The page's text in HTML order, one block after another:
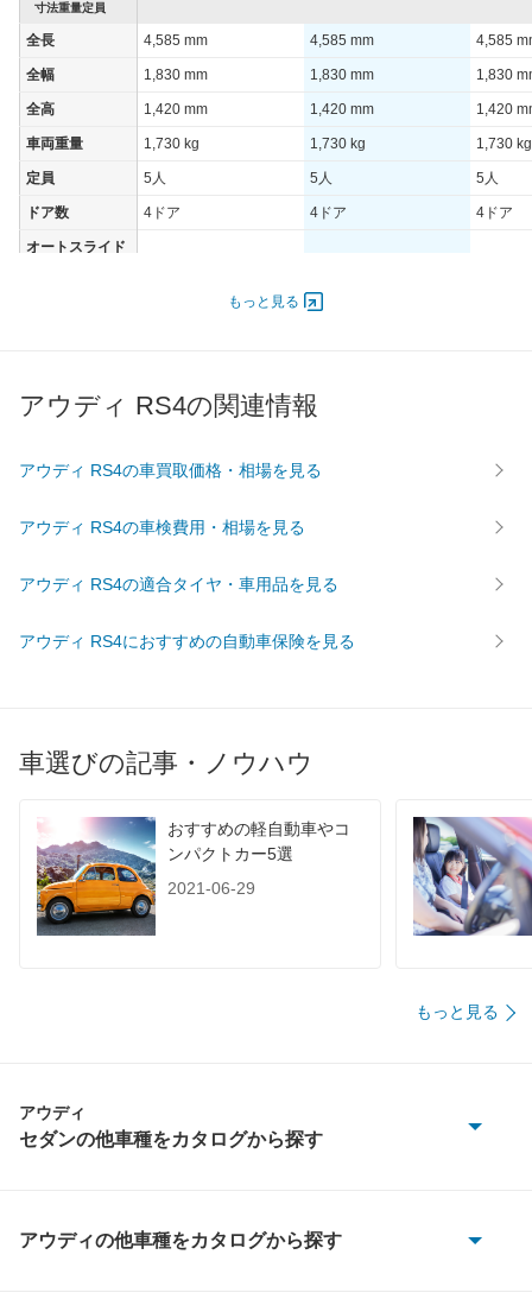
寸法重量定員
全長 4,585 mm 4,585 mm 4,585
全幅 1,830 mm 1,830 mm 1,830
全高 1,420 mm 1,420 mm 1,420
車両重量 1,730 kg 1,730 kg 1,730 kg
定員 5人 5人 5人
ドア数 4ドア 4ドア 4ドア
オートスライド
過給機 - -
前輪サイズ 225/35R19 225/35R19 225/
燃費
WLTC/郊外 - -
60km定地 -
装備オプション 装備詳細を見る 装備
もっと見る
アウディ RS4の関連情報
アウディ RS4の車買取価格・相場を見る
アウディ RS4の車検費用・相場を見る
アウディ RS4の適合タイヤ・車用品を見る
アウディ RS4におすすめの自動車保険を見る
車選びの記事・ノウハウ
おすすめの軽自動車やコ
ンパクトカー5選
2021-06-29
もっと見る
アウディ
セダンの他車種をカタログから探す
A4
アウディの他車種をカタログから探す